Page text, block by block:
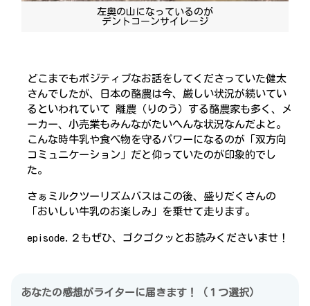
左奥の山になっているのが
デントコーンサイレージ
どこまでもポジティブなお話をしてくださっていた健太
さんでしたが、日本の酪農は今、厳しい状況が続いてい
るといわれていて 離農（りのう）する酪農家も多く、メ
ーカー、小売業もみんながたいへんな状況なんだよと。
こんな時牛乳や食べ物を守るパワーになるのが「双方向
コミュニケーション」だと仰っていたのが印象的でし
た。
さぁミルクツーリズムバスはこの後、盛りだくさんの
「おいしい牛乳のお楽しみ」を乗せて走ります。
episode.２もぜひ、ゴクゴクッとお読みくださいませ！
あなたの感想がライターに届きます！（１つ選択）